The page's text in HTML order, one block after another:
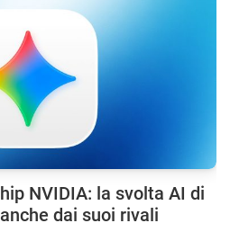
NVIDIA: la svolta AI di
dai suoi rivali